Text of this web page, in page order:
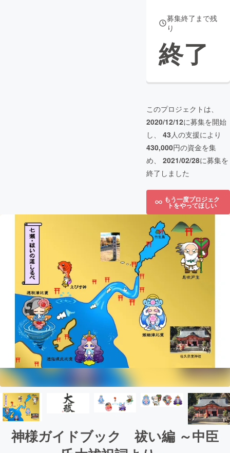
募集終了まで残
り
終了
このプロジェクトは、
2020/12/12に募集を開始
し、 43人の支援により
430,000円の資金を集
め、 2021/02/28に募集を
終了しました
もう一度プロジェク
トをやってほしい
神様ガイドブック 祓い編 ～中臣